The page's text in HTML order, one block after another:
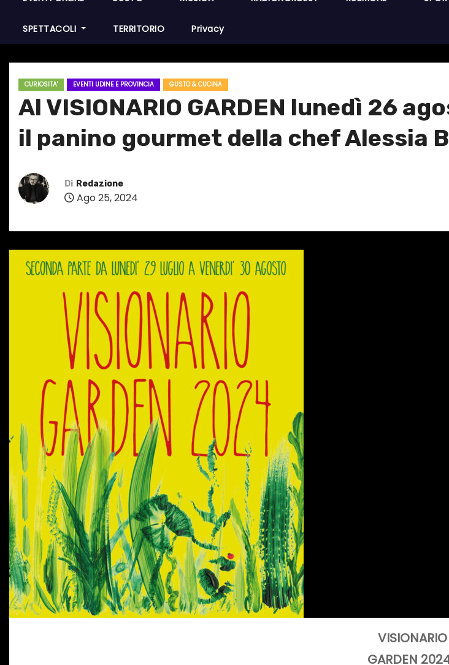
SPETTACOLI TERRITORIO Privacy
CURIOSITA' EVENTI UDINE E PROVINCIA GUSTO & CUCINA
Al VISIONARIO GARDEN lunedì 26
il panino gourmet della chef Alessia
Di Redazione
Ago 25, 2024
VISIONARIO
GARDEN